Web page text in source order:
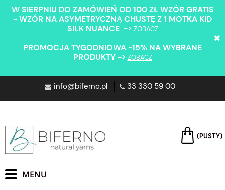
W SIERPNIU DO ZAMÓWIEŃ OD 100 ZŁ WZÓR GRATIS
- WZÓR NA ASYMETRYCZNĄ CHUSTĘ Z 1 MOTKA KID
SILK NUANCE -> ZOBACZ
PROMOCJA TYGODNIOWA -15% NA WYBRANE
PRODUKTY -> ZOBACZ
info@biferno.pl 33 330 59 00
(PUSTY)